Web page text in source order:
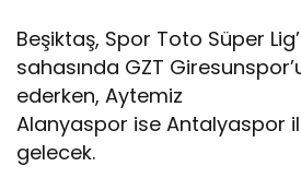
Beşiktaş, Spor Toto Süper
sahasında GZT
ederken, Aytemiz
Alanyaspor ise Antalyaspor
gelecek.